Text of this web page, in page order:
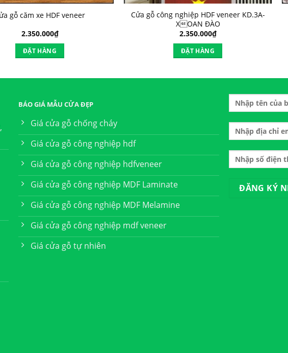
gỗ căm xe HDF veneer
2.350.000₫
ĐẶT HÀNG
Cửa gỗ công nghiệp HDF veneer KD.3A-
XOAN ĐÀO
2.350.000₫
ĐẶT HÀNG
BÁO GIÁ MẪU CỬA ĐẸP
Giá cửa gỗ chống cháy
Giá cửa gỗ công nghiệp hdf
Giá cửa gỗ công nghiệp hdfveneer
Giá cửa gỗ công nghiệp MDF Laminate
Giá cửa gỗ công nghiệp MDF Melamine
Giá cửa gỗ công nghiệp mdf veneer
Giá cửa gỗ tự nhiên